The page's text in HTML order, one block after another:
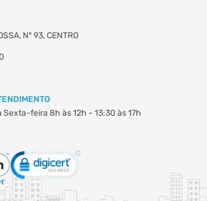
Nº 93, CENTRO
Sexta-feira 8h às 12h - 13:30 às 17h